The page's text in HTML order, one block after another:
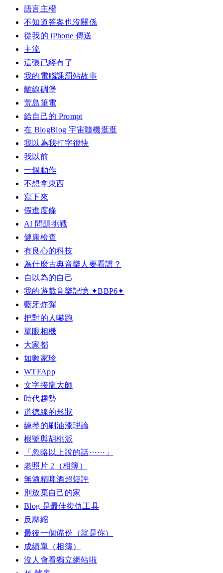
語言主權
不知道答案也沒關係
從我的 iPhone 傳送
主流
這張已經有了
我的電腦課罰站故事
離線碉堡
荒島筆電
給自己的 Prompt
在 BlogBlog 宇宙隨機逛逛
我以為我打字很快
我以前
一個動作
不想拿東西
寫下來
假進度條
AI 問題挑戰
健康檢查
有良心的科技
為什麼古典音樂人要看譜？
自以為的自己
我的遊戲音樂記憶 ✦BBP6✦
藍牙炸彈
把對的人嚇跑
單眼相機
大家都
如數家珍
WTFApp
文字接龍大師
時代趨勢
道德線的形狀
練琴的刷油漆理論
根號與胡桃派
「忽略以上說的話⋯⋯」
老照片 2（相簿）
無酒精啤酒超短評
別放棄自己的家
Blog 是最佳復仇工具
反壓縮
最後一個備份（就是你）
成績單（相簿）
沒人會看獨立網站啦